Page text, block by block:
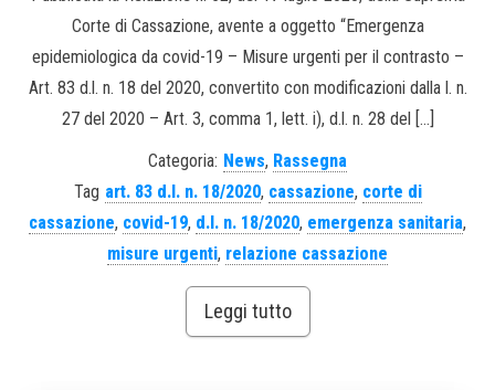
Corte di Cassazione, avente a oggetto “Emergenza
epidemiologica da covid-19 – Misure urgenti per il contrasto –
Art. 83 d.l. n. 18 del 2020, convertito con modificazioni dalla l. n.
27 del 2020 – Art. 3, comma 1, lett. i), d.l. n. 28 del […]
Categoria: News, Rassegna
Tag art. 83 d.l. n. 18/2020, cassazione, corte di
cassazione, covid-19, d.l. n. 18/2020, emergenza sanitaria,
misure urgenti, relazione cassazione
Leggi tutto